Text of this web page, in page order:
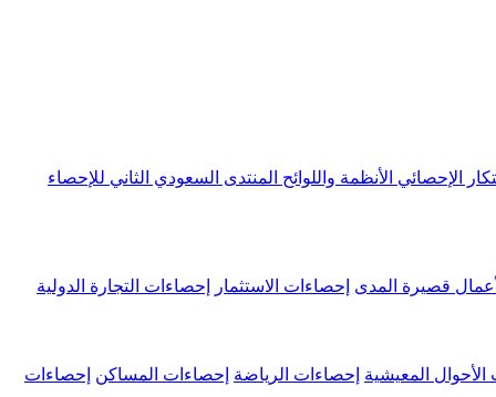
الإحصائي الأنظمة واللوائح المنتدى السعودي الثاني للإحصاء
قصيرة المدى إحصاءات الاستثمار إحصاءات التجارة الدولية
الأحوال المعيشية إحصاءات الرياضة إحصاءات المساكن إحصاءات